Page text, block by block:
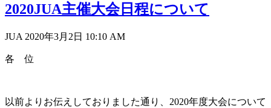
2020JUA主催大会日程について
JUA 2020年3月2日 10:10 AM
各 位
以前よりお伝えしておりました通り、2020年度大会について